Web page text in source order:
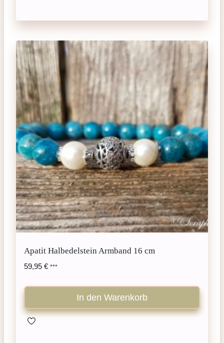
Apatit Halbedelstein Armband 16 cm
59,95 € ***
In den Warenkorb